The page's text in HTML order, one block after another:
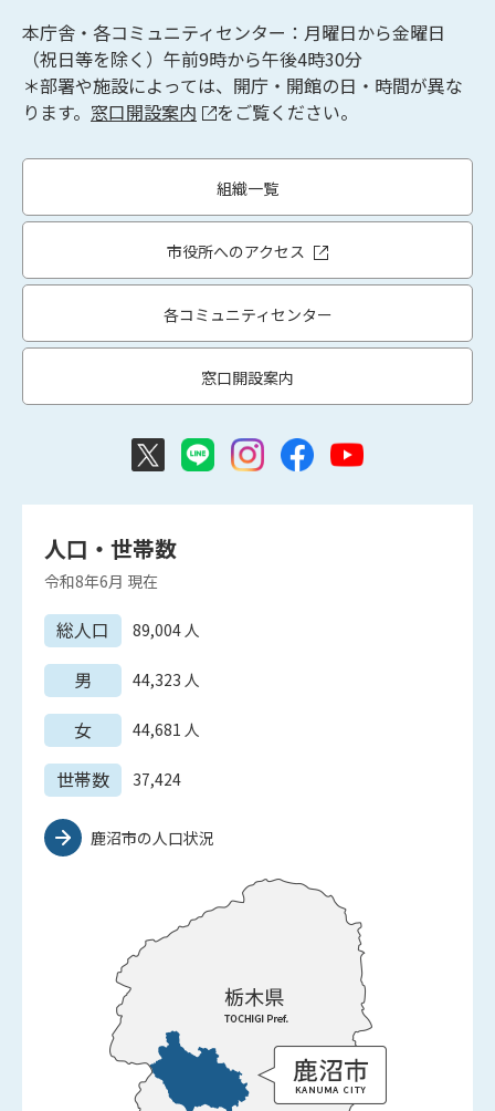
本庁舎・各コミュニティセンター：月曜日から金曜日
（祝日等を除く）午前9時から午後4時30分
＊部署や施設によっては、開庁・開館の日・時間が異な
ります。 窓口開設案内 をご覧ください。
組織一覧
市役所へのアクセス
各コミュニティセンター
窓口開設案内
人口・世帯数
令和8年6月 現在
総人口 89,004人
男 44,323 人
女 44,681 人
世帯数 37,424
鹿沼市の人口状況